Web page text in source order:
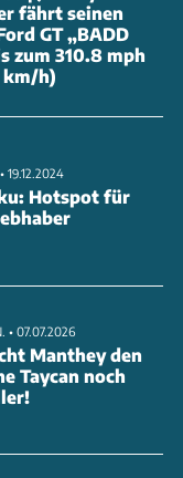
für das
fährt seinen
GT „BADD
zum 310.8 mph
km/h)
19.12.2024
Hotspot für
• 07.07.2026
Manthey den
Taycan noch